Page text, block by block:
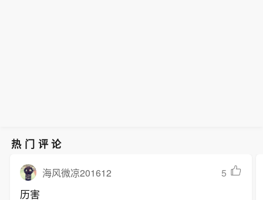
热门评论
海风微凉201612 5
历害